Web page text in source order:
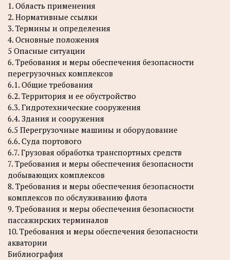
1. Область применения
2. Нормативные ссылки
3. Термины и определения
4. Основные положения
5 Опасные ситуации
6. Требования и меры обеспечения безопасности
перегрузочных комплексов
6.1. Общие требования
6.2. Территория и ее обустройство
6.3. Гидротехнические сооружения
6.4. Здания и сооружения
6.5 Перегрузочные машины и оборудование
6.6. Суда портового
6.7. Грузовая обработка транспортных средств
7. Требования и меры обеспечения безопасности
добывающих комплексов
8. Требования и меры обеспечения безопасности
комплексов по обслуживанию флота
9. Требования и меры обеспечения безопасности
пассажирских терминалов
10. Требования и меры обеспечения безопасности
акватории
Библиография